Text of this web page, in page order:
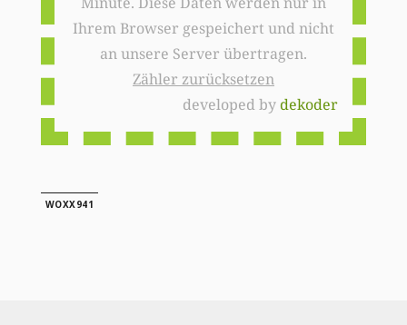
Ihrem Browser gespeichert und nicht
an unsere Server übertragen.
Zähler zurücksetzen
developed bydekoder
WOXX941